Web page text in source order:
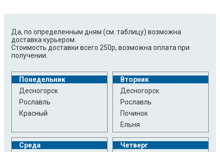
Да, по определенным дням (см. таблицу) возможна
доставка курьером.
Стоимость доставки всего 250р, возможна оплата при
получении.
Понедельник
Десногорск
Рославль
Красный
Вторник
Десногорск
Рославль
Починок
Ельня
Среда
Четверг